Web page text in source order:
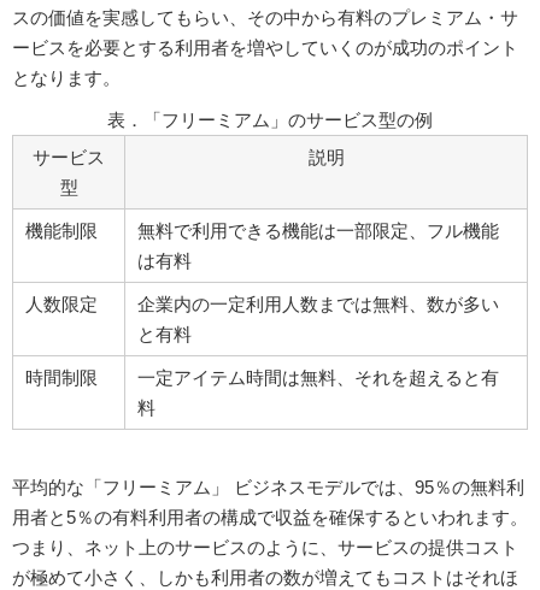
スの価値を実感してもらい、その中から有料のプレミアム・サ
ービスを必要とする利用者を増やしていくのが成功のポイント
となります。
表．「フリーミアム」のサービス型の例
サービス
型
説明
機能制限
無料で利用できる機能は一部限定、フル機能
は有料
人数限定
企業内の一定利用人数までは無料、数が多い
と有料
時間制限
一定アイテム時間は無料、それを超えると有
料
平均的な「フリーミアム」 ビジネスモデルでは、95％の無料利
用者と5％の有料利用者の構成で収益を確保するといわれます。
つまり、ネット上のサービスのように、サービスの提供コスト
が極めて小さく、しかも利用者の数が増えてもコストはそれほ